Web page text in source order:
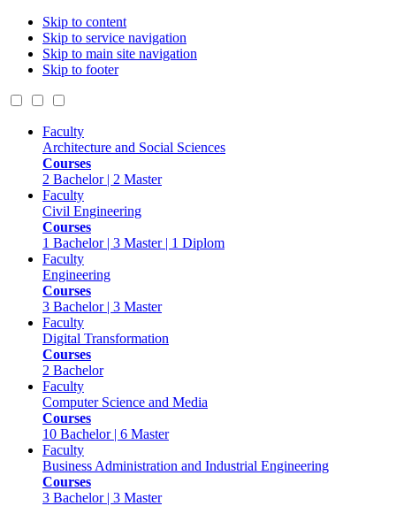
Skip to content
Skip to service navigation
Skip to main site navigation
Skip to footer
Faculty
Architecture and Social Sciences
Courses
2 Bachelor | 2 Master
Faculty
Civil Engineering
Courses
1 Bachelor | 3 Master | 1 Diplom
Faculty
Engineering
Courses
3 Bachelor | 3 Master
Faculty
Digital Transformation
Courses
2 Bachelor
Faculty
Computer Science and Media
Courses
10 Bachelor | 6 Master
Faculty
Business Administration and Industrial Engineering
Courses
3 Bachelor | 3 Master